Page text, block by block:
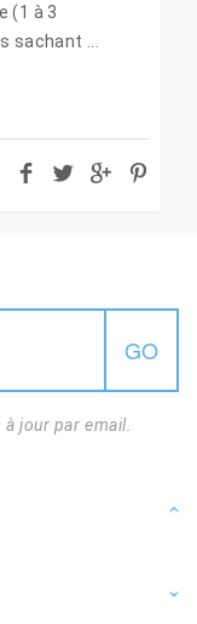
(1 à 3
sachant ...
jour par email.